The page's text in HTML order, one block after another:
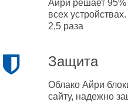
Айри решает 95%
всех
2,5 раза
Защита
Облако Айри
сайту, надежно